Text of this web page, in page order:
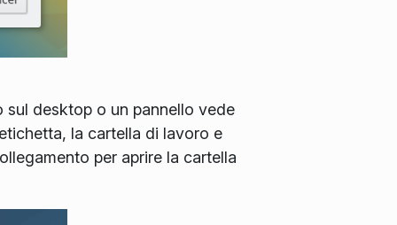
desktop o un pannello vede
la cartella di lavoro e
per aprire la cartella